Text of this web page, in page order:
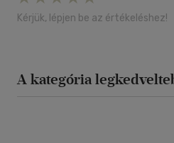
Kérjük, lépjen be az értékeléshez!
A kategória